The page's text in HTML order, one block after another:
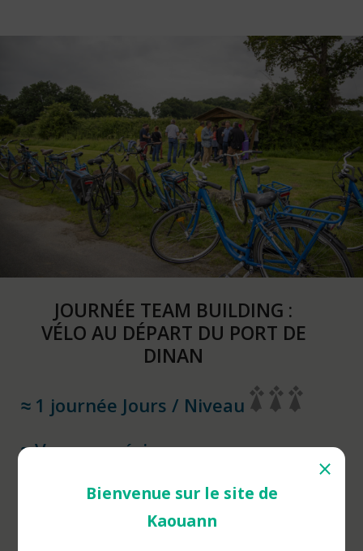
JOURNÉE TEAM BUILDING :
VÉLO AU DÉPART DU PORT DE
DINAN
1 journée Jours / Niveau
Vous apprécierez :
nature au départ du Port de Dinan
Parcours d’une trentaine de
⨯
Bienvenue sur le site de
Kaouann